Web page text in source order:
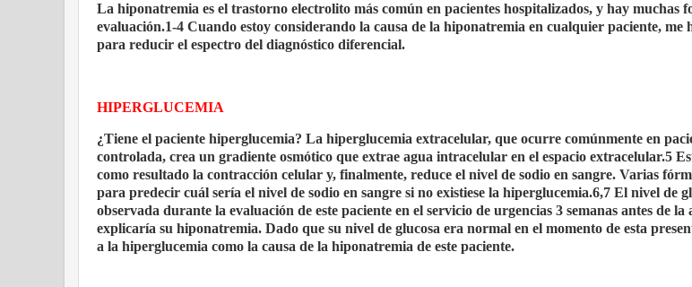
La hiponatremia es el trastorno electrolito más común en pacientes hospitalizados, y hay muchas
evaluación.1-4 Cuando estoy considerando la causa de la hiponatremia en cualquier paciente, me
para reducir el espectro del diagnóstico diferencial.
HIPERGLUCEMIA
¿Tiene el paciente hiperglucemia? La hiperglucemia extracelular, que ocurre comúnmente en
controlada, crea un gradiente osmótico que extrae agua intracelular en el espacio extracelular.5
como resultado la contracción celular y, finalmente, reduce el nivel de sodio en sangre. Varias
para predecir cuál sería el nivel de sodio en sangre si no existiese la hiperglucemia.6,7 El nivel de
observada durante la evaluación de este paciente en el servicio de urgencias 3 semanas antes de
explicaría su hiponatremia. Dado que su nivel de glucosa era normal en el momento de esta
a la hiperglucemia como la causa de la hiponatremia de este paciente.